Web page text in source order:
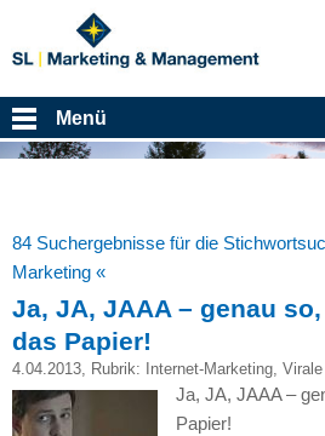
Menü
84 Suchergebnisse für die
Marketing «
Ja, JA, JAAA – genau
das Papier!
4.04.2013, Rubrik: Internet-Marketing,
Ja, JA, JAAA–
Papier!